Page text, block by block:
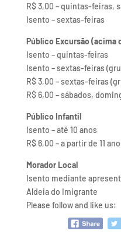
R$ 3,00 – quintas-feiras,
Isento – sextas-feiras
Público Excursão (acima
Isento – quintas-feiras
Isento – sextas-feiras
R$ 3,00 – sextas-feiras
R$ 6,00 – sábados,
Público Infantil
Isento – até 10 anos
R$ 6,00 – a partir de 11
Morador Local
Isento mediante
Aldeia do Imigrante
Please follow and like us: